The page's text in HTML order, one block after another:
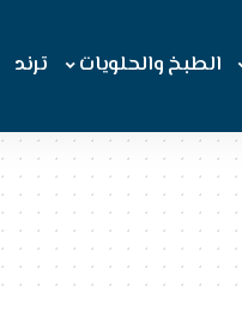
الطبخ والحلويات ترند